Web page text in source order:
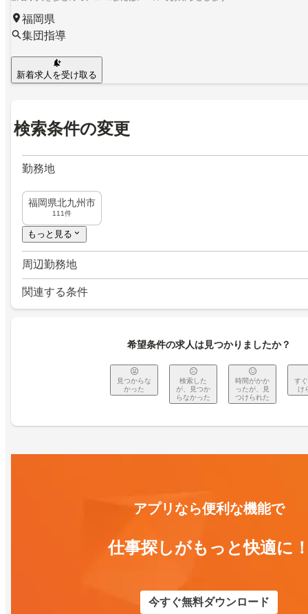
福岡県
集団指導
新着求人を受け取る
検索条件の変更
勤務地
福岡県北九州市
111件
もっと見る
周辺勤務地
関連する条件
希望条件の求人は見つかりましたか？
見つからな
かった
検索した
が、見つか
らなかった
時間がかか
ったが、見
つけられた
す
け
アプリなら便利な機能で
仕事探しがもっと快適に
今すぐ無料ダウンロード